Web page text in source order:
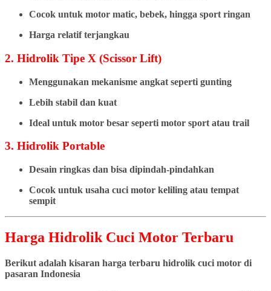
Cocok untuk motor matic, bebek, hingga sport ringan
Harga relatif terjangkau
2. Hidrolik Tipe X (Scissor Lift)
Menggunakan mekanisme angkat seperti gunting
Lebih stabil dan kuat
Ideal untuk motor besar seperti motor sport atau trail
3. Hidrolik Portable
Desain ringkas dan bisa dipindah-pindahkan
Cocok untuk usaha cuci motor keliling atau tempat
sempit
Harga Hidrolik Cuci Motor Terbaru
Berikut adalah kisaran harga terbaru hidrolik cuci motor di
pasaran Indonesia